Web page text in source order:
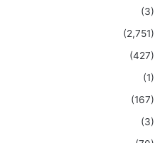
(3)
(2,751)
(427)
(1)
(167)
(3)